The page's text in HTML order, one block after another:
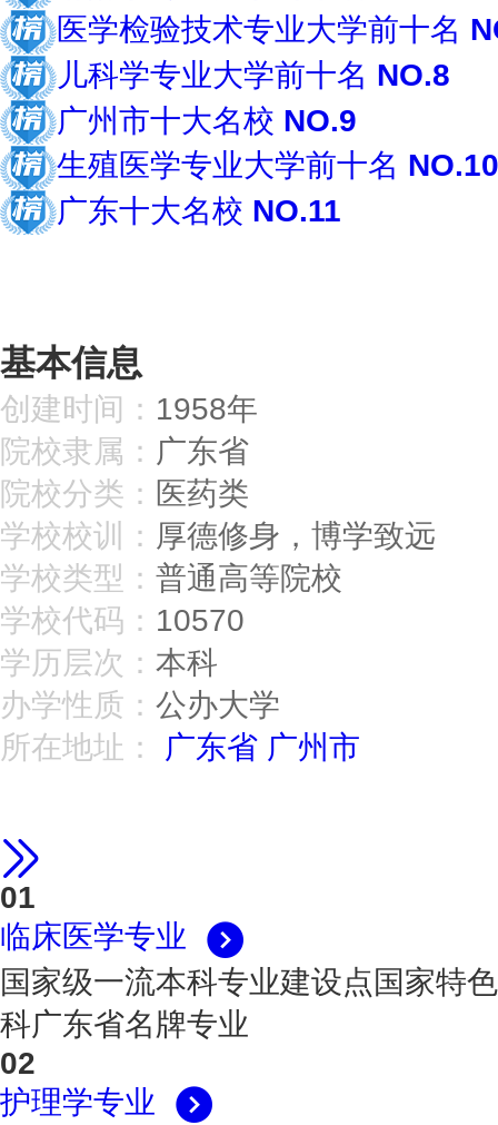
医学检验技术专业大学前十名
儿科学专业大学前十名 NO.8
广州市十大名校 NO.9
生殖医学专业大学前十名 NO.10
广东十大名校 NO.11
基本信息
创建时间： 1958年
院校隶属： 广东省
院校分类： 医药类
学校校训： 厚德修身，博学致远
学校类型： 普通高等院校
学校代码： 10570
学历层次： 本科
办学性质： 公办大学
所在地址：
广东省 广州市
01
临床医学专业
国家级一流本科专业建设点国家特
科广东省名牌专业
02
护理学专业